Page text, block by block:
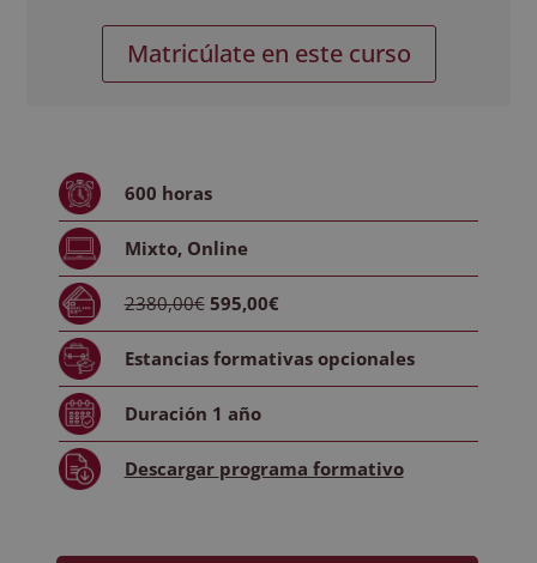
en
Analíticas
la
Farmacéutica
Diploma
por
Matricúlate en este curso
600 horas
Mixto, Online
2380,00€ 595,00€
Estancias formativasopcionales
Duración 1 año
Descargar programa formativo